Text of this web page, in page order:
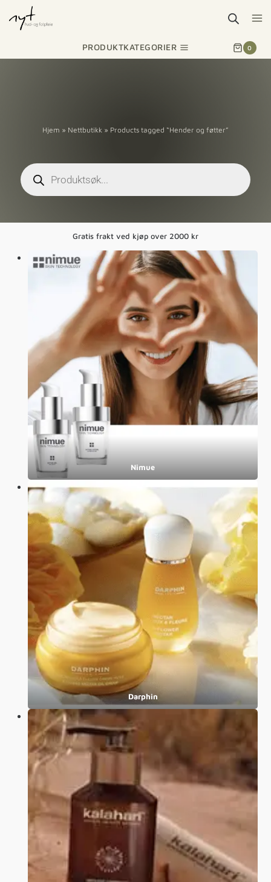
PRODUKTKATEGORIER 0
Hjem » Nettbutikk » Products tagged “Hender og føtter”
Gratis frakt ved kjøp over 2000 kr
Nimue
Darphin